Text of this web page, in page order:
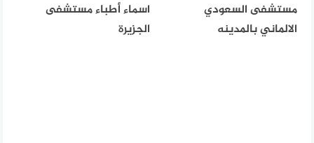
مستشفى السعودي
الالماني بالمدينه
اسماء أطباء مستشفى
الجزيرة